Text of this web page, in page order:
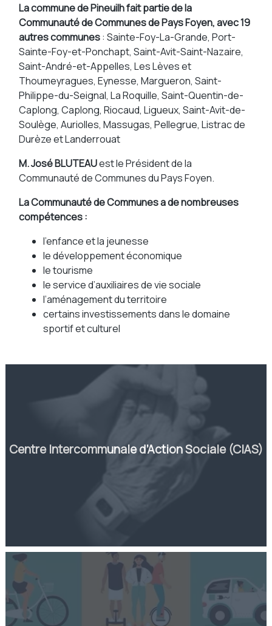
La commune de Pineuilh fait partie de la
Communauté de Communes de Pays Foyen, avec 19
autres communes: Sainte-Foy-La-Grande, Port-
Sainte-Foy-et-Ponchapt, Saint-Avit-Saint-Nazaire,
Saint-André-et-Appelles, Les Lèves et
Thoumeyragues, Eynesse, Margueron, Saint-
Philippe-du-Seignal, La Roquille, Saint-Quentin-de-
Caplong, Caplong, Riocaud, Ligueux, Saint-Avit-de-
Soulège, Auriolles, Massugas, Pellegrue, Listrac de
Durèze et Landerrouat
M. José BLUTEAUest le Président de la
Communauté de Communes du Pays Foyen.
La Communauté de Communes a de nombreuses
compétences :
l’enfance et la jeunesse
le développement économique
le tourisme
le service d’auxiliaires de vie sociale
l’aménagement du territoire
certains investissements dans le domaine
sportif et culturel
Centre Intercommunale d’Action Sociale (CIAS)